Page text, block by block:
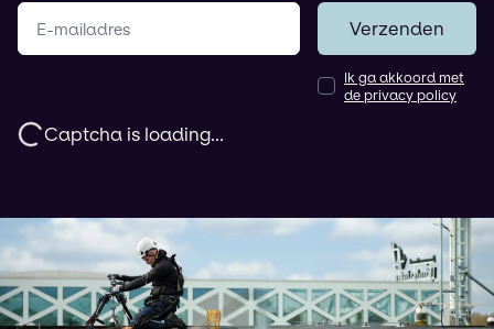
Jouw e-mailadres
Verzenden
Ik ga akkoord met
de privacy policy
Captcha is loading...